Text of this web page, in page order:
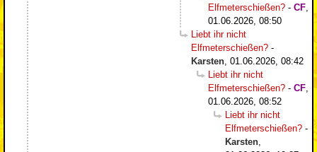
Elfmeterschießen? - CF
01.06.2026, 08:50
Liebt ihr nicht
Elfmeterschießen? -
Karsten 01.06.2026, 08:42
Liebt ihr nicht
Elfmeterschießen? - CF
01.06.2026, 08:52
Liebt ihr nicht
Elfmeterschießen? -
Karsten